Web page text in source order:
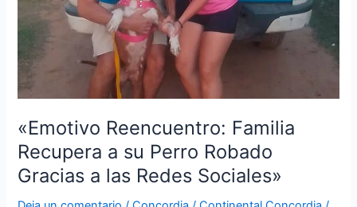
«Emotivo Reencuentro: Familia
Recupera a su Perro Robado
Gracias a las Redes Sociales»
Perro
Robado
Gracias
a
las
Redes
Sociales»